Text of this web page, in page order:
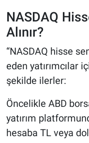
NASDAQ
Alınır?
“NASDAQ hisse
eden yatırımcılar
şekilde ilerler:
Öncelikle ABD
yatırım
hesaba TL veya